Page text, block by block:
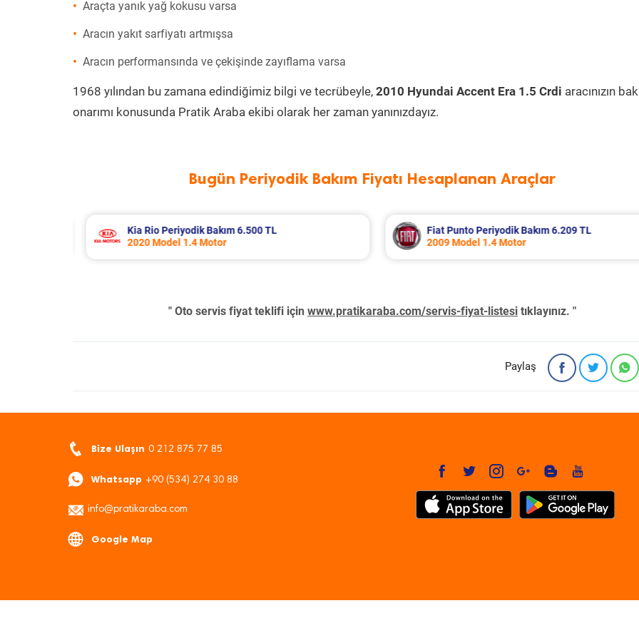
Araçta yanık yağ kokusu varsa
Aracın yakıt sarfiyatı artmışsa
Aracın performansında ve çekişinde zayıflama varsa
1968 yılından bu zamana edindiğimiz bilgi ve tecrübeyle, 2010 Hyundai Accent Era 1.5 Crdi aracınızın
onarımı konusunda Pratik Araba ekibi olarak her zaman yanınızdayız.
Bugün Periyodik Bakım Fiyatı Hesaplanan Araçlar
Fiat Punto Periyodik Bakım 6.209 TL
2009 Model 1.4 Motor
Fiat Marea Periyodik Bakım
2004 Model 1.6 Motor
" Oto servis fiyat teklifi için www.pratikaraba.com/servis-fiyat-listesi tıklayınız. "
Paylaş
Bize Ulaşın 0 212 875 77 85
Whatsapp +90 (534) 274 30 88
info@pratikaraba.com
Google Map